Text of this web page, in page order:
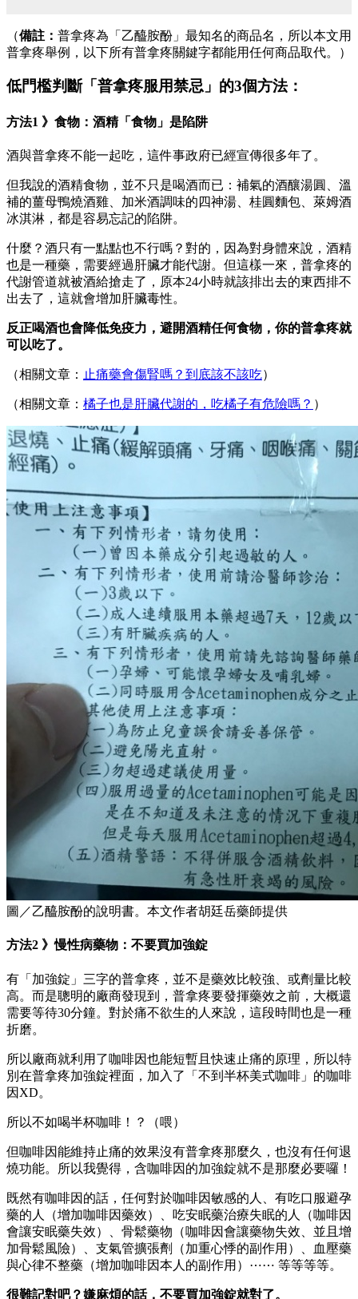
（備註： 普拿疼為「乙醯胺酚」最知名的商品名，所以本文用
普拿疼舉例，以下所有普拿疼關鍵字都能用任何商品取代。）
低門檻判斷「普拿疼服用禁忌」的3個方法：
方法1 》食物：酒精「食物」是陷阱
酒與普拿疼不能一起吃，這件事政府已經宣傳很多年了。
但我說的酒精食物，並不只是喝酒而已：補氣的酒釀湯圓、溫
補的薑母鴨燒酒雞、加米酒調味的四神湯、桂圓麵包、萊姆酒
冰淇淋，都是容易忘記的陷阱。
什麼？酒只有一點點也不行嗎？對的，因為對身體來說，酒精
也是一種藥，需要經過肝臟才能代謝。但這樣一來，普拿疼的
代謝管道就被酒給搶走了，原本24小時就該排出去的東西排不
出去了，這就會增加肝臟毒性。
反正喝酒也會降低免疫力，避開酒精任何食物，你的普拿疼就
可以吃了。
（相關文章： 止痛藥會傷腎嗎？到底該不該吃）
（相關文章： 橘子也是肝臟代謝的，吃橘子有危險嗎？ ）
圖／乙醯胺酚的說明書。本文作者胡廷岳藥師提供
方法2 》慢性病藥物：不要買加強錠
有「加強錠」三字的普拿疼，並不是藥效比較強、或劑量比較
高。而是聰明的廠商發現到，普拿疼要發揮藥效之前，大概還
需要等待30分鐘。對於痛不欲生的人來說，這段時間也是一種
折磨。
所以廠商就利用了咖啡因也能短暫且快速止痛的原理，所以特
別在普拿疼加強錠裡面，加入了「不到半杯美式咖啡」的咖啡
因XD。
所以不如喝半杯咖啡！？（喂）
但咖啡因能維持止痛的效果沒有普拿疼那麼久，也沒有任何退
燒功能。所以我覺得，含咖啡因的加強錠就不是那麼必要囉！
既然有咖啡因的話，任何對於咖啡因敏感的人、有吃口服避孕
藥的人（增加咖啡因藥效）、吃安眠藥治療失眠的人（咖啡因
會讓安眠藥失效）、骨鬆藥物（咖啡因會讓藥物失效、並且增
加骨鬆風險）、支氣管擴張劑（加重心悸的副作用）、血壓藥
與心律不整藥（增加咖啡因本人的副作用）⋯⋯ 等等等等。
很難記對吧？嫌麻煩的話，不要買加強錠就對了。